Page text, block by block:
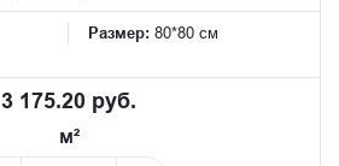
Размер: 80*80 см
3 175.20 руб.
м²